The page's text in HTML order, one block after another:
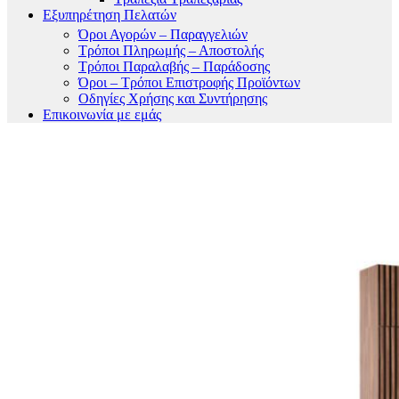
Εξυπηρέτηση Πελατών
Όροι Αγορών – Παραγγελιών
Τρόποι Πληρωμής – Αποστολής
Τρόποι Παραλαβής – Παράδοσης
Όροι – Τρόποι Επιστροφής Προϊόντων
Οδηγίες Χρήσης και Συντήρησης
Επικοινωνία με εμάς